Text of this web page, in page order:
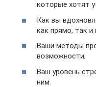
которые хотят
Как вы
как прямо, так и
Ваши методы
возможности;
Ваш уровень
ним.